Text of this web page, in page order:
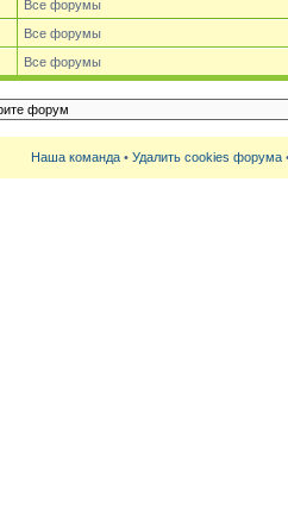
Все форумы
Все форумы
Все форумы
Наша команда • Удалить cookies форума